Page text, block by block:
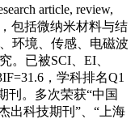
article, review,
，包括微纳米材料与结
环境、传感、电磁波
。已被SCI、EI、
，学科排名Q1
刊。多次荣获“中国
出科技期刊”、“上海